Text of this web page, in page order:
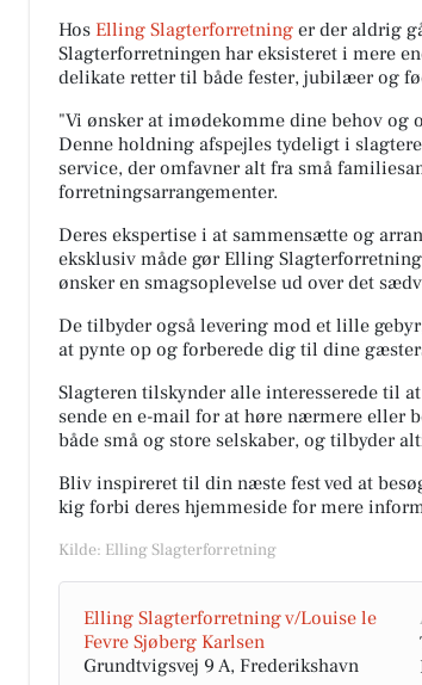
Hos Elling Slagterforretning er der aldrig
Slagterforretningen har eksisteret i mere
delikate retter til både fester, jubilæer og
"Vi ønsker at imødekomme dine behov og
Denne holdning afspejles tydeligt i
service, der omfavner alt fra små
forretningsarrangementer.
Deres ekspertise i at sammensætte og
eksklusiv måde gør Elling
ønsker en smagsoplevelse ud over det
De tilbyder også levering mod et lille
at pynte op og forberede dig til dine
Slagteren tilskynder alle interesserede til
sende en e-mail for at høre nærmere eller
både små og store selskaber, og tilbyder
Bliv inspireret til din næste fest ved at
kig forbi deres hjemmeside for mere
Kilde: Elling Slagterforretning
Elling Slagterforretning v/Louise le
Fevre Sjøberg Karlsen
Grundtvigsvej 9 A, Frederikshavn
v/Louise le Fevre Sjøberg
Karlsen
klar🤩🤩🥩 Ons, Tors, fre, så længe
lager haves. T-bone steaks kun